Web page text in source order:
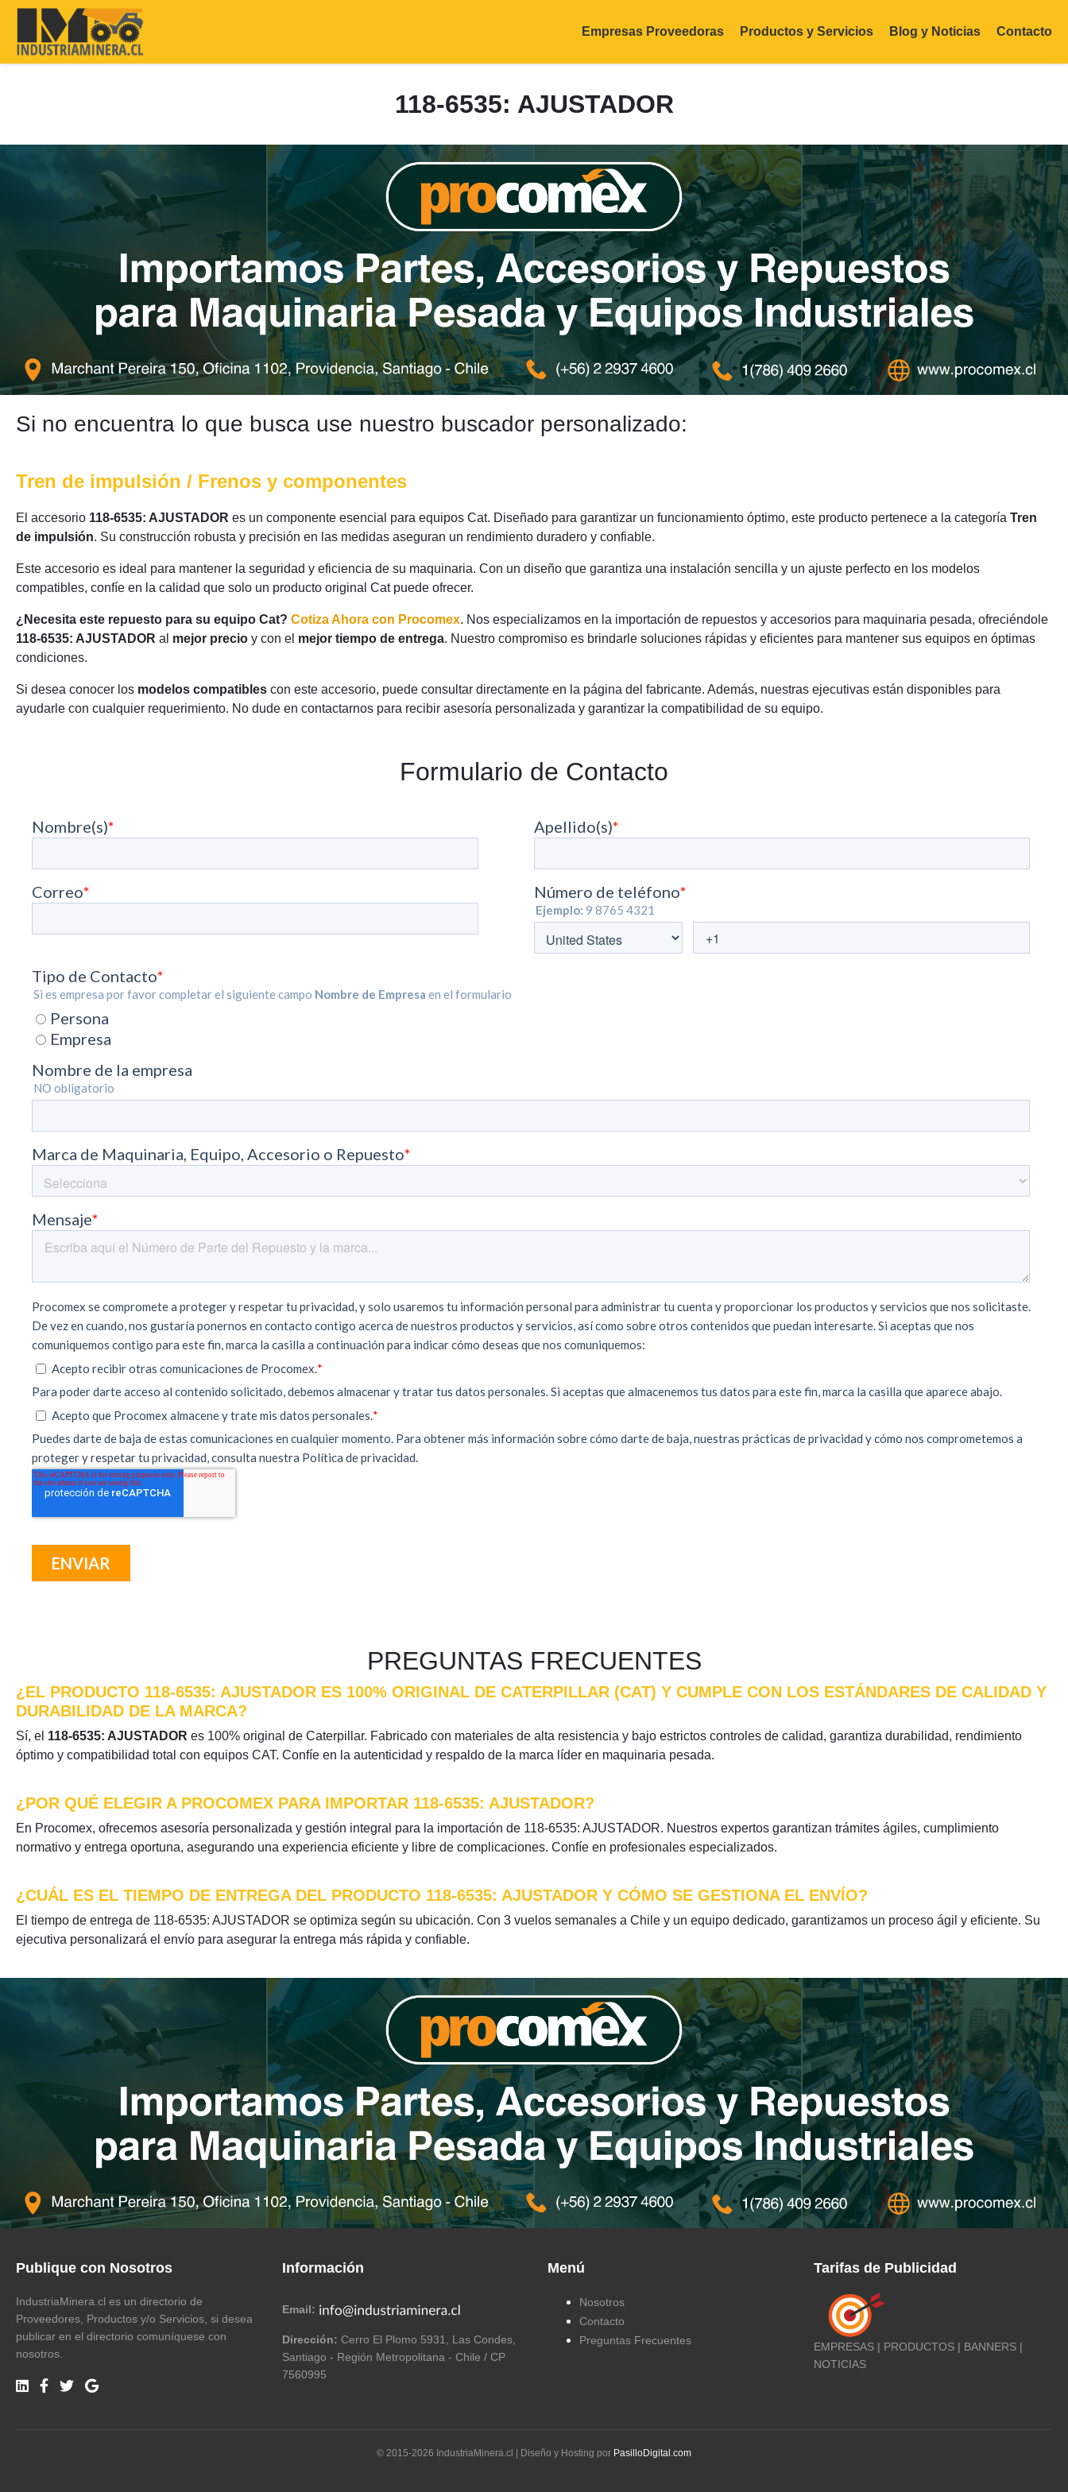
Empresas Proveedoras Productos y Servicios Blog y Noticias Contacto
118-6535: AJUSTADOR
Si no encuentra lo que busca use nuestro buscador personalizado:
Tren de impulsión / Frenos y componentes
El accesorio 118-6535: AJUSTADOR es un componente esencial para equipos Cat. Diseñado para garantizar un funcionamiento óptimo, este producto pertenece a la categoría Tren
de impulsión. Su construcción robusta y precisión en las medidas aseguran un rendimiento duradero y confiable.
Este accesorio es ideal para mantener la seguridad y eficiencia de su maquinaria. Con un diseño que garantiza una instalación sencilla y un ajuste perfecto en los modelos
compatibles, confíe en la calidad que solo un producto original Cat puede ofrecer.
¿Necesita este repuesto para su equipo Cat? Cotiza Ahora con Procomex. Nos especializamos en la importación de repuestos y accesorios para maquinaria pesada, ofreciéndole
118-6535: AJUSTADOR al mejor precio y con el mejor tiempo de entrega. Nuestro compromiso es brindarle soluciones rápidas y eficientes para mantener sus equipos en óptimas
condiciones.
Si desea conocer los modelos compatibles con este accesorio, puede consultar directamente en la página del fabricante. Además, nuestras ejecutivas están disponibles para
ayudarle con cualquier requerimiento. No dude en contactarnos para recibir asesoría personalizada y garantizar la compatibilidad de su equipo.
Formulario de Contacto
PREGUNTAS FRECUENTES
¿EL PRODUCTO 118-6535: AJUSTADOR ES 100% ORIGINAL DE CATERPILLAR (CAT) Y CUMPLE CON LOS ESTÁNDARES DE CALIDAD Y
DURABILIDAD DE LA MARCA?
Sí, el 118-6535: AJUSTADOR es 100% original de Caterpillar. Fabricado con materiales de alta resistencia y bajo estrictos controles de calidad, garantiza durabilidad, rendimiento
óptimo y compatibilidad total con equipos CAT. Confíe en la autenticidad y respaldo de la marca líder en maquinaria pesada.
¿POR QUÉ ELEGIR A PROCOMEX PARA IMPORTAR 118-6535: AJUSTADOR?
En Procomex, ofrecemos asesoría personalizada y gestión integral para la importación de 118-6535: AJUSTADOR. Nuestros expertos garantizan trámites ágiles, cumplimiento
normativo y entrega oportuna, asegurando una experiencia eficiente y libre de complicaciones. Confíe en profesionales especializados.
¿CUÁL ES EL TIEMPO DE ENTREGA DEL PRODUCTO 118-6535: AJUSTADOR Y CÓMO SE GESTIONA EL ENVÍO?
El tiempo de entrega de 118-6535: AJUSTADOR se optimiza según su ubicación. Con 3 vuelos semanales a Chile y un equipo dedicado, garantizamos un proceso ágil y eficiente. Su
ejecutiva personalizará el envío para asegurar la entrega más rápida y confiable.
Publique con Nosotros
IndustriaMinera.cl es un directorio de
Proveedores, Productos y/o Servicios, si desea
publicar en el directorio comuníquese con
nosotros.
Información
Email:
Dirección: Cerro El Plomo 5931, Las Condes,
Santiago - Región Metropolitana - Chile / CP
7560995
Menú
Nosotros
Contacto
Preguntas Frecuentes
Tarifas de Publicidad
EMPRESAS | PRODUCTOS | BANNERS |
NOTICIAS
© 2015-2026 IndustriaMinera.cl | Diseño y Hosting por PasilloDigital.com